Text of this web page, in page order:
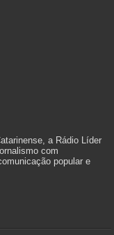
a Rádio Líder
com
popular e